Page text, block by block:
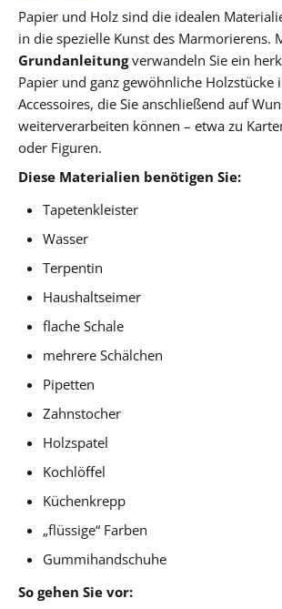
Papier und Holz sind die idealen
in die spezielle Kunst des Marmorierens.
Grundanleitungverwandeln Sie ein
Papier und ganz gewöhnliche Holzstücke
Accessoires, die Sie anschließend auf
weiterverarbeiten können – etwa zu
oder Figuren.
Diese Materialien benötigen Sie:
Tapetenkleister
Wasser
Terpentin
Haushaltseimer
flache Schale
mehrere Schälchen
Pipetten
Zahnstocher
Holzspatel
Kochlöffel
Küchenkrepp
„flüssige“ Farben
Gummihandschuhe
So gehen Sie vor: